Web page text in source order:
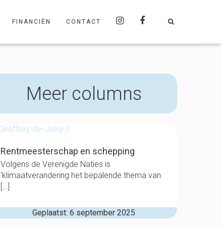
FINANCIËN CONTACT
Meer columns
Rentmeesterschap en schepping
Volgens de Verenigde Naties is
‘klimaatverandering het bepalende thema van
[…]
Geplaatst: 6 september 2025